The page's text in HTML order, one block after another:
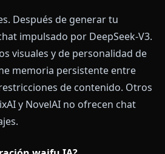
Después de generar tu
impulsado por DeepSeek-V3.
visuales y de personalidad de
memoria persistente entre
de contenido. Otros
y NovelAI no ofrecen chat